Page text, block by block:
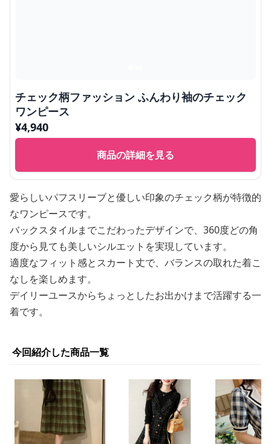
チェック柄ファッション ふんわり袖のチェック
ワンピース
¥4,940
商品の詳細を見る
愛らしいパフスリーブと優しい印象のチェック柄が特徴的
なワンピースです。
バックスタイルまでこだわったデザインで、360度どの角
度から見ても美しいシルエットを実現しています。
適度なフィット感とスカート丈で、バランスの取れた着こ
なしを楽しめます。
デイリーユースからちょっとしたお出かけまで活躍する一
着です。
今回紹介した商品一覧